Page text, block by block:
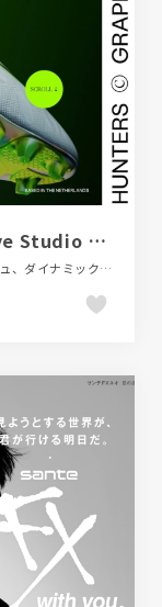
GraphicHunters - The Creative Studio Focused on Sports
イエロー系、コーポレートサイト、スタイリッシュ、ダイナミック、デザイン・アート・音楽・文芸、ブラック系 、ポップ、ポートフォリオ、モーション多め、大きめ写真、海外サイト